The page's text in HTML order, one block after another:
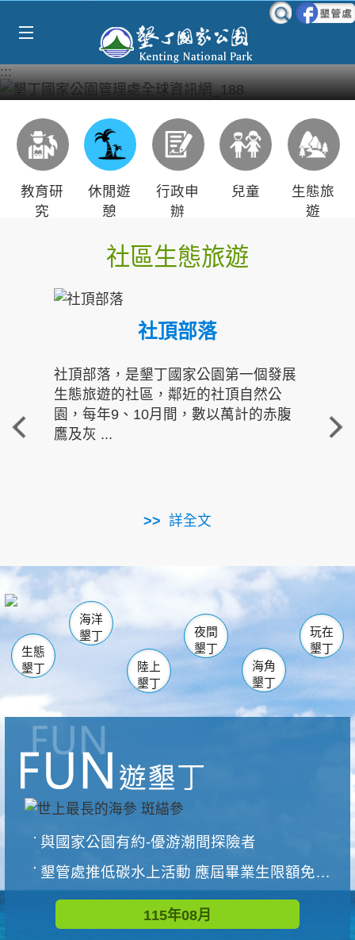
:::
教育研
究
休閒遊
憩
行政申
辦
兒童
生態旅
遊
社區生態旅遊
社頂部落
社頂部落，是墾丁國家公園第一個發展
生態旅遊的社區，鄰近的社頂自然公
園，每年9、10月間，數以萬計的赤腹
鷹及灰 ...
詳全文
重
走進
南仁湖
海生館
恆春 佳樂水
龍鑾潭自然中心 森林遊樂區
瓊麻館
關山 墾管處遊客中心
社頂公園 風吹沙
船帆石
白砂 龍磐公園
香蕉灣
砂島
鵝鑾鼻
生態
墾丁
海洋
墾丁
陸上
墾丁
夜間
墾丁
海角
墾丁
玩在
墾丁
與國家公園有約-優游潮間探險者
墾管處推低碳水上活動 應屆畢業生限額免費參加
115年08月